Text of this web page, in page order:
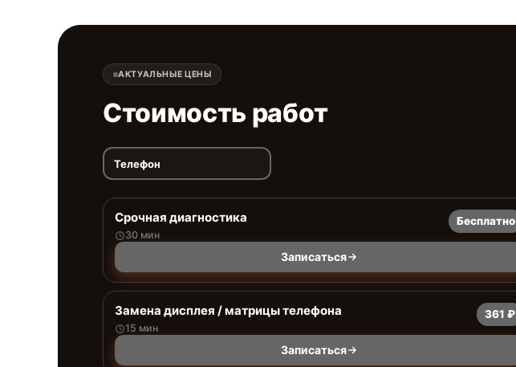
АКТУАЛЬНЫЕ ЦЕНЫ
Стоимость работ
Телефон
Срочная диагностика
30 мин
Бесплатно
Записаться
Замена дисплея / матрицы телефона
15 мин
361 ₽
Записаться